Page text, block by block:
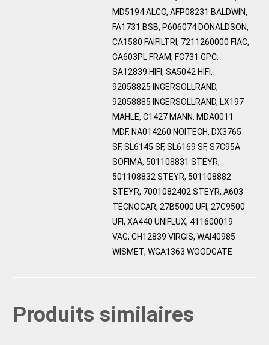
MD5194 ALCO, AFP08231 BALDWIN,
FA1731 BSB, P606074 DONALDSON,
CA1580 FAIFILTRI, 7211260000 FIAC,
CA603PL FRAM, FC731 GPC,
SA12839 HIFI, SA5042 HIFI,
92058825 INGERSOLLRAND,
92058885 INGERSOLLRAND, LX197
MAHLE, C1427 MANN, MDA0011
MDF, NA014260 NOITECH, DX3765
SF, SL6145 SF, SL6169 SF, S7C95A
SOFIMA, 501108831 STEYR,
501108832 STEYR, 501108882
STEYR, 7001082402 STEYR, A603
TECNOCAR, 27B5000 UFI, 27C9500
UFI, XA440 UNIFLUX, 411600019
VAG, CH12839 VIRGIS, WAI40985
WISMET, WGA1363 WOODGATE
Produits similaires